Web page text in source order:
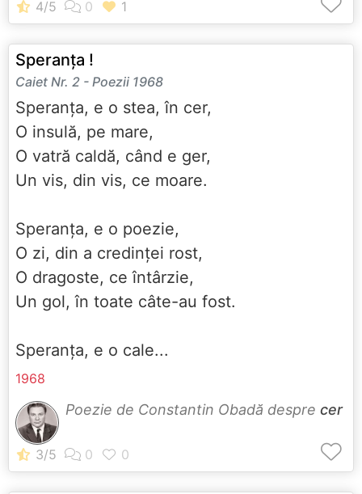
Speranța !
Caiet Nr. 2 - Poezii 1968
Speranța, e o stea, în cer,
O insulă, pe mare,
O vatră caldă, când e ger,
Un vis, din vis, ce moare.
Speranța, e o poezie,
O zi, din a credinței rost,
O dragoste, ce întârzie,
Un gol, în toate câte-au fost.
Speranța, e o cale...
1968
Poezie de Constantin Obadă despre cer